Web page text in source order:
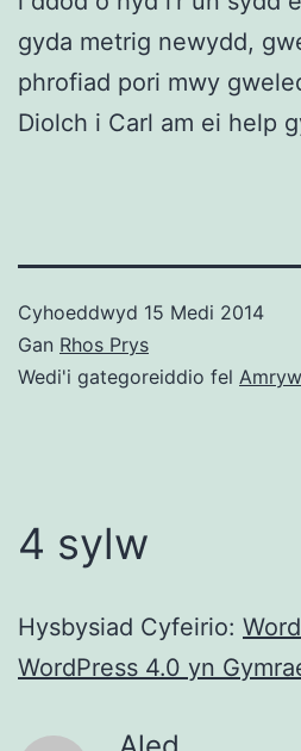
gyda metrig newydd,
phrofiad pori mwy
Diolch i Carl am ei help
Cyhoeddwyd 15 Medi 2014
Gan Rhos Prys
Wedi'i gategoreiddio fel
4 sylw
Hysbysiad Cyfeirio:
WordPress 4.0 yn